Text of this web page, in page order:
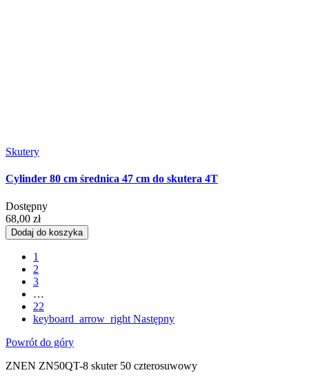
Skutery
Cylinder 80 cm średnica 47 cm do skutera 4T
Dostępny
68,00 zł
Dodaj do koszyka
1
2
3
…
22
keyboard_arrow_right Następny
Powrót do góry
ZNEN ZN50QT-8 skuter 50 czterosuwowy